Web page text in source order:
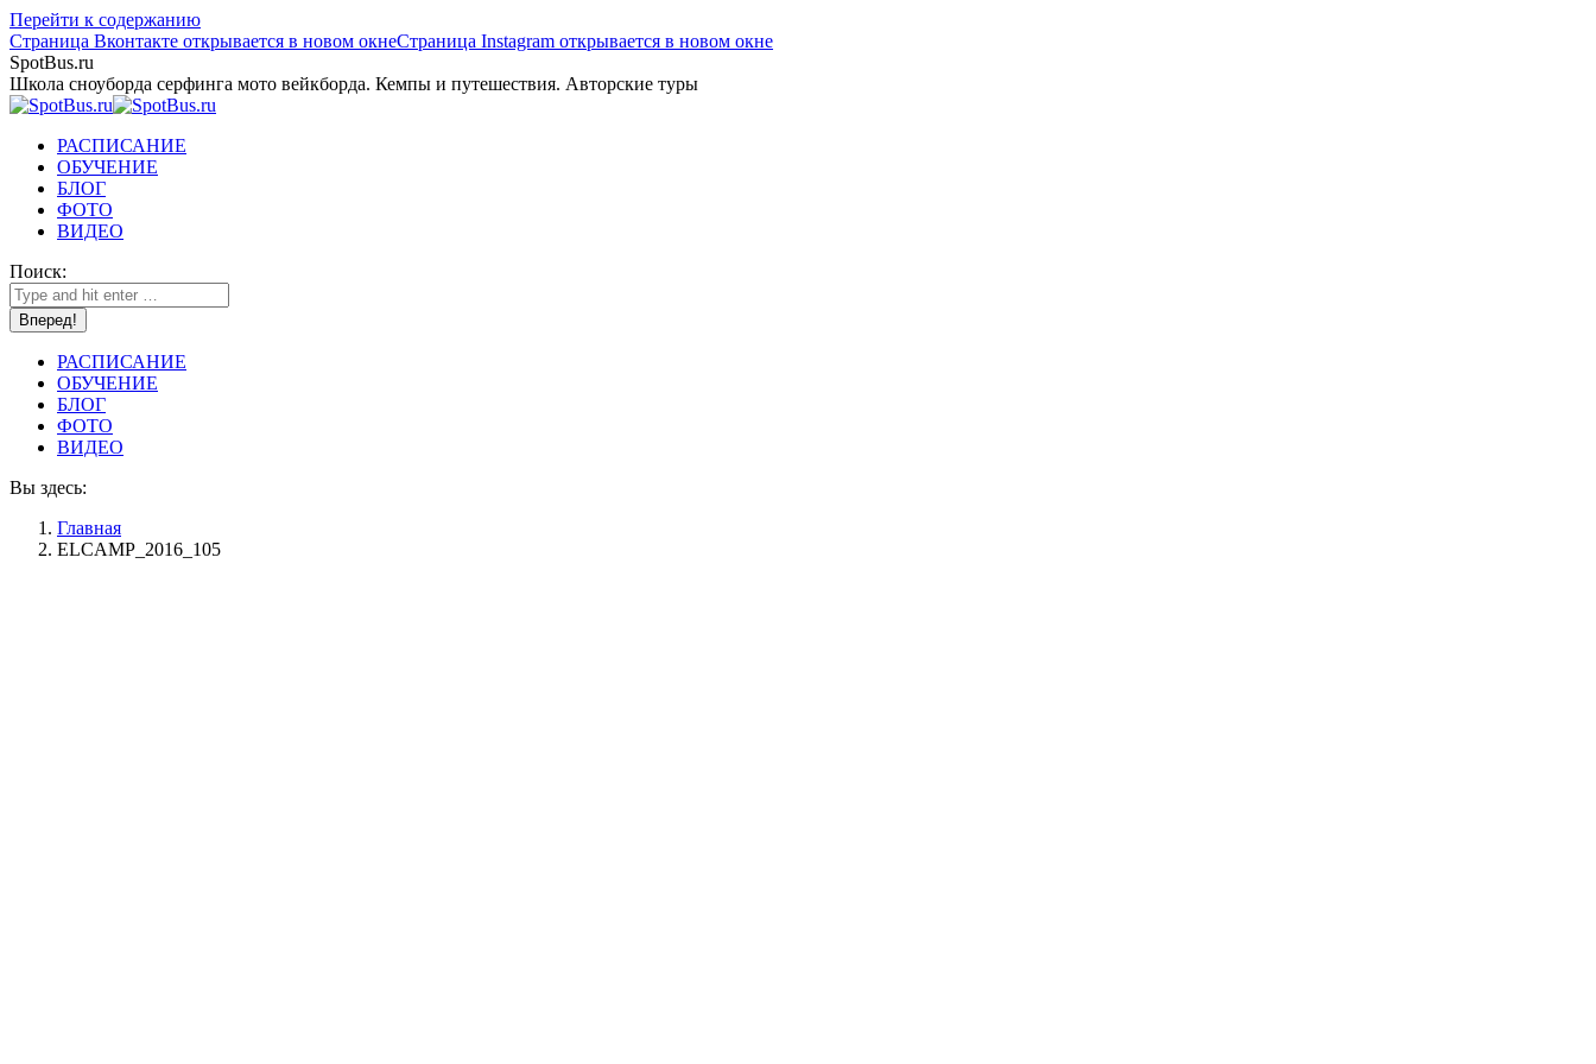
Перейти к содержанию
Страница Вконтакте открывается в новом окнеСтраница Instagram открывается в новом окне
SpotBus.ru
Школа сноуборда серфинга мото вейкборда. Кемпы и путешествия. Авторские туры
РАСПИСАНИЕ
ОБУЧЕНИЕ
БЛОГ
ФОТО
ВИДЕО
Поиск:
РАСПИСАНИЕ
ОБУЧЕНИЕ
БЛОГ
ФОТО
ВИДЕО
Вы здесь:
Главная
ELCAMP_2016_105